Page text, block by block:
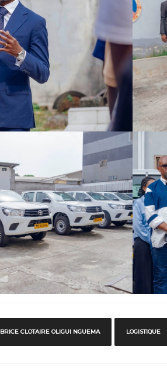
BRICE CLOTAIRE OLIGUI NGUEMA LOGISTIQUE